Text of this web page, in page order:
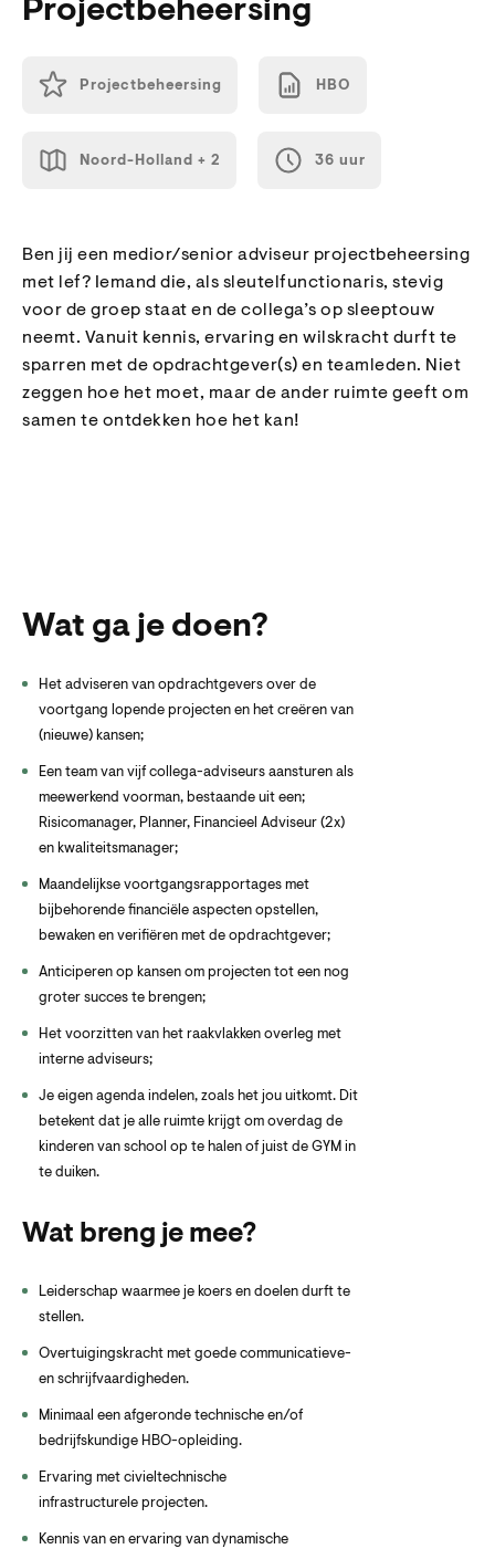
Projectbeheersing
Projectbeheersing HBO
Noord-Holland + 2 36 uur
Ben jij een medior/senior adviseur projectbeheersing
met lef? Iemand die, als sleutelfunctionaris, stevig
voor de groep staat en de collega’s op sleeptouw
neemt. Vanuit kennis, ervaring en wilskracht durft te
sparren met de opdrachtgever(s) en teamleden. Niet
zeggen hoe het moet, maar de ander ruimte geeft om
samen te ontdekken hoe het kan!
Wat ga je doen?
Het adviseren van opdrachtgevers over de
voortgang lopende projecten en het creëren van
(nieuwe) kansen;
Een team van vijf collega-adviseurs aansturen als
meewerkend voorman, bestaande uit een;
Risicomanager, Planner, Financieel Adviseur (2x)
en kwaliteitsmanager;
Maandelijkse voortgangsrapportages met
bijbehorende financiële aspecten opstellen,
bewaken en verifiëren met de opdrachtgever;
Anticiperen op kansen om projecten tot een nog
groter succes te brengen;
Het voorzitten van het raakvlakken overleg met
interne adviseurs;
Je eigen agenda indelen, zoals het jou uitkomt. Dit
betekent dat je alle ruimte krijgt om overdag de
kinderen van school op te halen of juist de GYM in
te duiken.
Wat breng je mee?
Leiderschap waarmee je koers en doelen durft te
stellen.
Overtuigingskracht met goede communicatieve-
en schrijfvaardigheden.
Minimaal een afgeronde technische en/of
bedrijfskundige HBO-opleiding.
Ervaring met civieltechnische
infrastructurele projecten.
Kennis van en ervaring van dynamische